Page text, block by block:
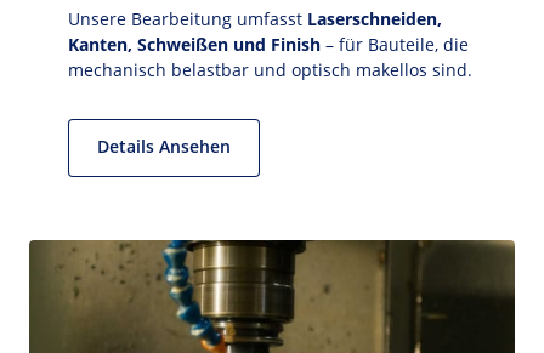
Unsere Bearbeitung umfasst Laserschneiden,
Kanten, Schweißen und Finish – für Bauteile, die
mechanisch belastbar und optisch makellos sind.
Details Ansehen